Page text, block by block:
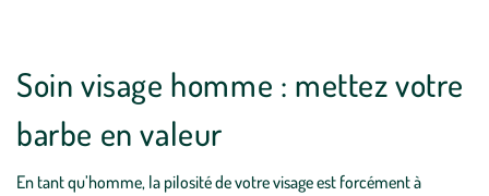
Soin visage homme : mettez votre
barbe en valeur
En tant qu’homme, la pilosité de votre visage est forcément à